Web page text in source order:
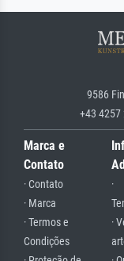
9586
+43 4257
Marca e
Contato
· Contato
· Marca
· Termos e
Condições
·
·